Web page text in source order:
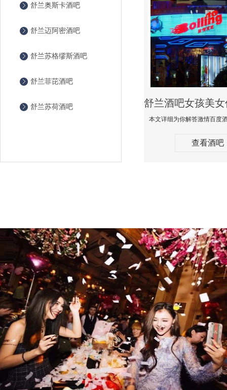
舒兰奥斯卡酒吧
舒兰迈阿密酒吧
舒兰苏格缪斯酒吧
舒兰菲芘酒吧
舒兰苏荷酒吧
查看酒吧